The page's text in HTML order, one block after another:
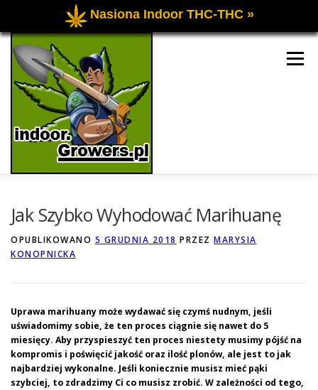
Nasiona Indoor THC-THC »
Przejdź
treści
Menu
UPRAWA OUTDOOR
KONTAKT
Jak Szybko Wyhodować Marihuanę
OPUBLIKOWANO 5 GRUDNIA 2018 PRZEZ MARYSIA
KONOPNICKA
Uprawa marihuany może wydawać się czymś nudnym, jeśli
uświadomimy sobie, że ten proces ciągnie się nawet do 5
miesięcy. Aby przyspieszyć ten proces niestety musimy pójść na
kompromis i poświęcić jakość oraz ilość plonów, ale jest to jak
najbardziej wykonalne. Jeśli koniecznie musisz mieć pąki
szybciej, to zdradzimy Ci co musisz zrobić. W zależności od tego,